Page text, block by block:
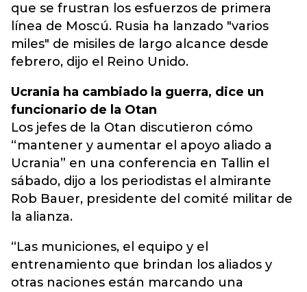
que se frustran los esfuerzos de primera
línea de Moscú. Rusia ha lanzado "varios
miles" de misiles de largo alcance desde
febrero, dijo el Reino Unido.
Ucrania ha cambiado la guerra, dice un
funcionario de la Otan
Los jefes de la Otan discutieron cómo
“mantener y aumentar el apoyo aliado a
Ucrania” en una conferencia en Tallin el
sábado, dijo a los periodistas el almirante
Rob Bauer, presidente del comité militar de
la alianza.
“Las municiones, el equipo y el
entrenamiento que brindan los aliados y
otras naciones están marcando una